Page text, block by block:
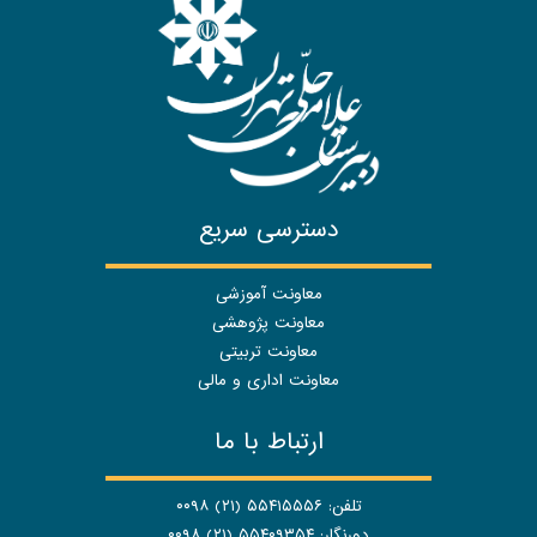
دسترسی سریع
معاونت آموزشی
معاونت پژوهشی
معاونت تربیتی
معاونت اداری و مالی
ارتباط با ما
تلفن: ۵۵۴۱۵۵۵۶ (۲۱) ۰۰۹۸